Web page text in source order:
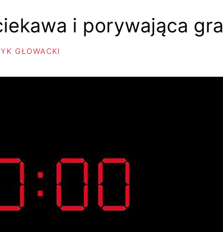
i porywająca gra
GŁOWACKI